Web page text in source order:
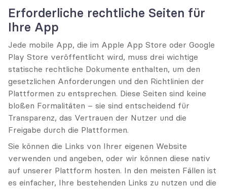
Erforderliche rechtliche Seiten für
Ihre App
Jede mobile App, die im Apple App Store oder Google
Play Store veröffentlicht wird, muss drei wichtige
statische rechtliche Dokumente enthalten, um den
gesetzlichen Anforderungen und den Richtlinien der
Plattformen zu entsprechen. Diese Seiten sind keine
bloßen Formalitäten – sie sind entscheidend für
Transparenz, das Vertrauen der Nutzer und die
Freigabe durch die Plattformen.
Sie können die Links von Ihrer eigenen Website
verwenden und angeben, oder wir können diese nativ
auf unserer Plattform hosten. In den meisten Fällen ist
es einfacher, Ihre bestehenden Links zu nutzen und die